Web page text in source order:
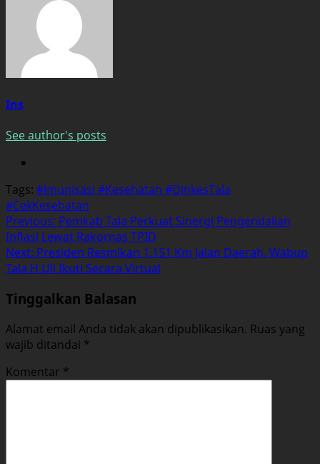
Ins
See author's posts
Tags: #Imunisasi #Kesehatan #DinkesTala
#CekKesehatan
Post
navigation
Previous: Pemkab Tala Perkuat Sinergi Pengendalian
Inflasi Lewat Rakornas TPID
Next: Presiden Resmikan 1.151 Km Jalan Daerah, Wabup
Tala H Uli Ikuti Secara Virtual
Tinggalkan Balasan
Alamat email Anda tidak akan dipublikasikan. Ruas yang
wajib ditandai *
Komentar *